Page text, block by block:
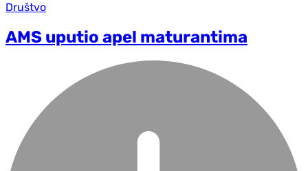
Društvo
AMS uputio apel maturantima